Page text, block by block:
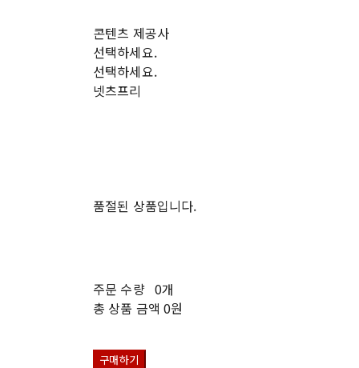
콘텐츠 제공사
선택하세요.
선택하세요.
넷츠프리
품절된 상품입니다.
주문 수량 0개
총 상품 금액 0원
구매하기